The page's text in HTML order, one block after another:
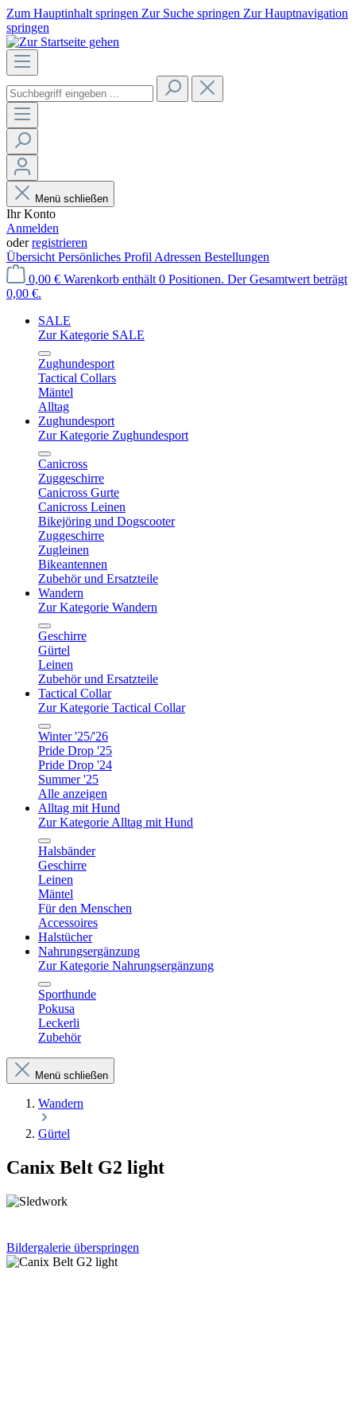
Zum Hauptinhalt springen Zur Suche springen Zur Hauptnavigation
springen
Menü schließen
Ihr Konto
Anmelden
oderregistrieren
Übersicht Persönliches Profil Adressen Bestellungen
0,00 € Warenkorb enthält 0 Positionen. Der Gesamtwert beträgt
0,00 €.
SALE
Zur Kategorie SALE
Zughundesport
Tactical Collars
Mäntel
Alltag
Zughundesport
Zur Kategorie Zughundesport
Canicross
Zuggeschirre
Canicross Gurte
Canicross Leinen
Bikejöring und Dogscooter
Zuggeschirre
Zugleinen
Bikeantennen
Zubehör und Ersatzteile
Wandern
Zur Kategorie Wandern
Geschirre
Gürtel
Leinen
Zubehör und Ersatzteile
Tactical Collar
Zur Kategorie Tactical Collar
Winter '25/'26
Pride Drop '25
Pride Drop '24
Summer '25
Alle anzeigen
Alltag mit Hund
Zur Kategorie Alltag mit Hund
Halsbänder
Geschirre
Leinen
Mäntel
Für den Menschen
Accessoires
Halstücher
Nahrungsergänzung
Zur Kategorie Nahrungsergänzung
Sporthunde
Pokusa
Leckerli
Zubehör
Menü schließen
Wandern
Gürtel
Canix Belt G2 light
Bildergalerie überspringen